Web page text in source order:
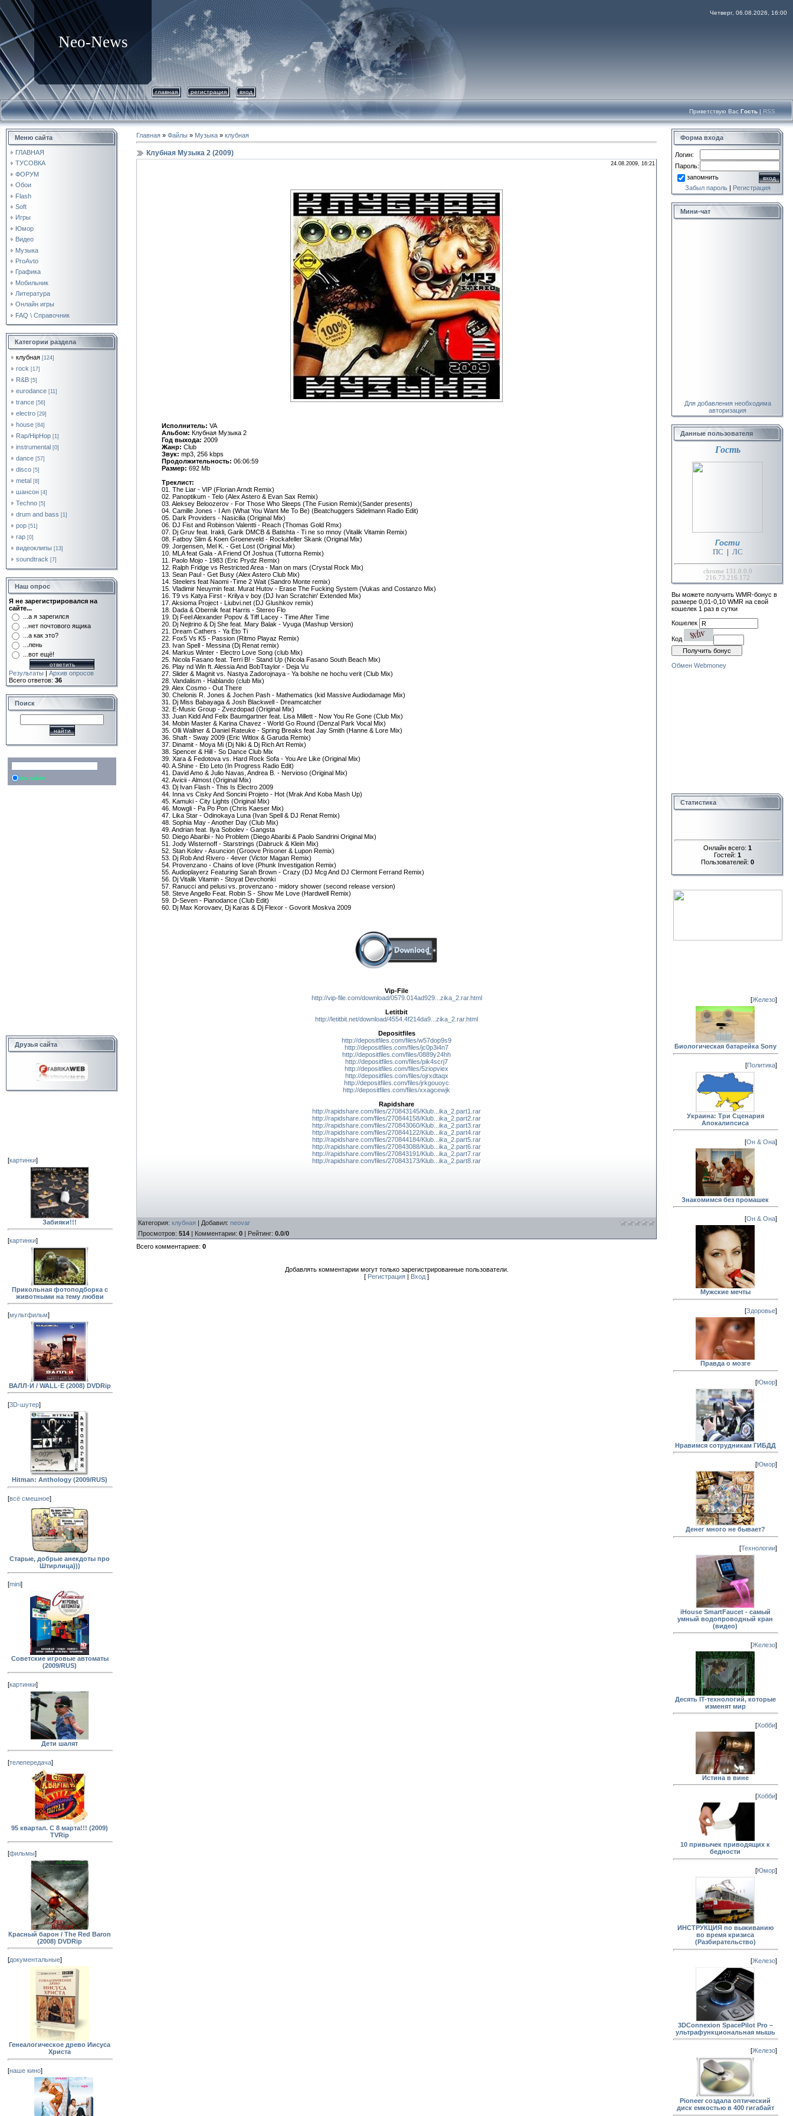
Neo-News
Четверг, 06.08.2026, 16:00
главная регистрация вход
Приветствую Вас Гость | RSS
Меню сайта
ГЛАВНАЯ
ТУСОВКА
ФОРУМ
Обои
Flash
Soft
Игры
Юмор
Видео
Музыка
ProAvto
Графика
Мобильник
Литература
Онлайн игры
FAQ \ Справочник
Категории раздела
клубная [124]
rock [17]
R&B [5]
eurodance [11]
trance [56]
electro [29]
house [84]
Rap/HipHop [1]
instrumental [0]
dance [57]
disco [5]
metal [8]
шансон [4]
Techno [5]
drum and bass [1]
pop [51]
rap [0]
видеоклипы [13]
soundtrack [7]
Наш опрос
Я не зарегистрировался на
сайте...
...а я зарегился
...нет почтового ящика
...а как это?
...лень
...вот ещё!
Результаты | Архив опросов
Всего ответов: 36
Поиск
на сайте
Друзья сайта
[картинки]
Забияки!!!
[картинки]
Прикольная фотоподборка с
животными на тему любви
[мультфильм]
ВАЛЛ·И / WALL·E (2008) DVDRip
[3D-шутер]
Hitman: Anthology (2009/RUS)
[всё смешное]
Старые, добрые анекдоты про
Штирлица)))
[mini]
Советские игровые автоматы
(2009/RUS)
[картинки]
Дети шалят
[телепередача]
95 квартал. С 8 марта!!! (2009)
TVRip
[фильмы]
Красный барон / The Red Baron
(2008) DVDRip
[документальные]
Генеалогическое древо Иисуса
Христа
[наше кино]
Главная » Файлы » Музыка » клубная
Клубная Музыка 2 (2009)
24.08.2009, 16:21
Исполнитель: VA
Альбом: Клубная Музыка 2
Год выхода: 2009
Жанр: Club
Звук: mp3, 256 kbps
Продолжительность: 06:06:59
Размер: 692 Mb
Треклист:
01. The Liar - VIP (Florian Arndt Remix)
02. Panoptikum - Telo (Alex Astero & Evan Sax Remix)
03. Aleksey Beloozerov - For Those Who Sleeps (The Fusion Remix)(Sander presents)
04. Camille Jones - I Am (What You Want Me To Be) (Beatchuggers Sidelmann Radio Edit)
05. Dark Providers - Nasicilia (Original Mix)
06. DJ Fist and Robinson Valentti - Reach (Thomas Gold Rmx)
07. Dj Gruv feat. Irakli, Garik DMCB & Batishta - Ti ne so mnoy (Vitalik Vitamin Remix)
08. Fatboy Slim & Koen Groeneveld - Rockafeller Skank (Original Mix)
09. Jorgensen, Mel K. - Get Lost (Original Mix)
10. MLA feat Gala - A Friend Of Joshua (Tuttorna Remix)
11. Paolo Mojo - 1983 (Eric Prydz Remix)
12. Ralph Fridge vs Restricted Area - Man on mars (Crystal Rock Mix)
13. Sean Paul - Get Busy (Alex Astero Club Mix)
14. Steelers feat Naomi -Time 2 Wait (Sandro Monte remix)
15. Vladimir Neuymin feat. Murat Hutov - Erase The Fucking System (Vukas and Costanzo Mix)
16. T9 vs Katya First - Krilya v boy (DJ Ivan Scratchin' Extended Mix)
17. Aksioma Project - Liubvi.net (DJ Glushkov remix)
18. Dada & Obernik feat Harris - Stereo Flo
19. Dj Feel Alexander Popov & Tiff Lacey - Time After Time
20. Dj Nejtrino & Dj She feat. Mary Balak - Vyuga (Mashup Version)
21. Dream Cathers - Ya Eto Ti
22. Fox5 Vs K5 - Passion (Ritmo Playaz Remix)
23. Ivan Spell - Messina (Dj Renat remix)
24. Markus Winter - Electro Love Song (club Mix)
25. Nicola Fasano feat. Terri B! - Stand Up (Nicola Fasano South Beach Mix)
26. Play nd Win ft. Alessia And BobTtaylor - Deja Vu
27. Slider & Magnit vs. Nastya Zadorojnaya - Ya bolshe ne hochu verit (Club Mix)
28. Vandalism - Hablando (club Mix)
29. Alex Cosmo - Out There
30. Chelonis R. Jones & Jochen Pash - Mathematics (kid Massive Audiodamage Mix)
31. Dj Miss Babayaga & Josh Blackwell - Dreamcatcher
32. E-Music Group - Zvezdopad (Original Mix)
33. Juan Kidd And Felix Baumgartner feat. Lisa Millett - Now You Re Gone (Club Mix)
34. Mobin Master & Karina Chavez - World Go Round (Denzal Park Vocal Mix)
35. Olli Wallner & Daniel Rateuke - Spring Breaks feat Jay Smith (Hanne & Lore Mix)
36. Shaft - Sway 2009 (Eric Witlox & Garuda Remix)
37. Dinamit - Moya Mi (Dj Niki & Dj Rich Art Remix)
38. Spencer & Hill - So Dance Club Mix
39. Xara & Fedotova vs. Hard Rock Sofa - You Are Like (Original Mix)
40. A.Shine - Eto Leto (In Progress Radio Edit)
41. David Amo & Julio Navas, Andrea B. - Nervioso (Original Mix)
42. Avicii - Almost (Original Mix)
43. Dj Ivan Flash - This Is Electro 2009
44. Inna vs Cisky And Soncini Projeto - Hot (Mrak And Koba Mash Up)
45. Kamuki - City Lights (Original Mix)
46. Mowgli - Pa Po Pon (Chris Kaeser Mix)
47. Lika Star - Odinokaya Luna (Ivan Spell & DJ Renat Remix)
48. Sophia May - Another Day (Club Mix)
49. Andrian feat. Ilya Sobolev - Gangsta
50. Diego Abaribi - No Problem (Diego Abaribi & Paolo Sandrini Original Mix)
51. Jody Wisternoff - Starstrings (Dabruck & Klein Mix)
52. Stan Kolev - Asuncion (Groove Prisoner & Lupon Remix)
53. Dj Rob And Rivero - 4ever (Victor Magan Remix)
54. Provenzano - Chains of love (Phunk Investigation Remix)
55. Audioplayerz Featuring Sarah Brown - Crazy (DJ Mcg And DJ Clermont Ferrand Remix)
56. Dj Vitalik Vitamin - Stoyat Devchonki
57. Ranucci and pelusi vs. provenzano - midory shower (second release version)
58. Steve Angello Feat. Robin S - Show Me Love (Hardwell Remix)
59. D-Seven - Pianodance (Club Edit)
60. Dj Max Korovaev, Dj Karas & Dj Flexor - Govorit Moskva 2009
Vip-File
http://vip-file.com/download/0579.014ad929...zika_2.rar.html
Letitbit
http://letitbit.net/download/4554.4f214da9...zika_2.rar.html
Depositfiles
http://depositfiles.com/files/w57dop9s9
http://depositfiles.com/files/jc0p3i4n7
http://depositfiles.com/files/0889y24hh
http://depositfiles.com/files/pik4scrj7
http://depositfiles.com/files/5ziopviex
http://depositfiles.com/files/ojrxdtaqx
http://depositfiles.com/files/jrkgouoyc
http://depositfiles.com/files/xxagcewjk
Rapidshare
http://rapidshare.com/files/270843145/Klub...ika_2.part1.rar
http://rapidshare.com/files/270844158/Klub...ika_2.part2.rar
http://rapidshare.com/files/270843060/Klub...ika_2.part3.rar
http://rapidshare.com/files/270844122/Klub...ika_2.part4.rar
http://rapidshare.com/files/270844184/Klub...ika_2.part5.rar
http://rapidshare.com/files/270843088/Klub...ika_2.part6.rar
http://rapidshare.com/files/270843191/Klub...ika_2.part7.rar
http://rapidshare.com/files/270843173/Klub...ika_2.part8.rar
Категория: клубная | Добавил: neovar
Просмотров: 514 | Комментарии: 0 | Рейтинг: 0.0/0
Всего комментариев: 0
Добавлять комментарии могут только зарегистрированные пользователи.
[ Регистрация | Вход ]
Форма входа
Логин:
Пароль:
запомнить
Забыл пароль| Регистрация
Мини-чат
Для добавления необходима
авторизация
Данные пользователя
Гость
Гости
ПС | ЛС
chrome 131.0.0.0
216.73.216.172
Вы можете получить WMR-бонус в
размере 0,01-0,10 WMR на свой
кошелек 1 раз в сутки
Кошелек
Код
Обмен Webmoney
Статистика
Онлайн всего: 1
Гостей: 1
Пользователей: 0
[Железо]
Биологическая батарейка Sony
[Политика]
Украина: Три Сценария
Апокалипсиса
[Он & Она]
Знакомимся без промашек
[Он & Она]
Мужские мечты
[Здоровье]
Правда о мозге
[Юмор]
Нравимся сотрудникам ГИБДД
[Юмор]
Денег много не бывает?
[Технологии]
iHouse SmartFaucet - самый
умный водопроводный кран
(видео)
[Железо]
Десять IT-технологий, которые
изменят мир
[Хобби]
Истина в вине
[Хобби]
10 привычек приводящих к
бедности
[Юмор]
ИНСТРУКЦИЯ по выживанию
во время кризиса
(Разбирательство)
[Железо]
3DConnexion SpacePilot Pro –
ультрафункциональная мышь
[Железо]
Pioneer создала оптический
диск емкостью в 400 гигабайт